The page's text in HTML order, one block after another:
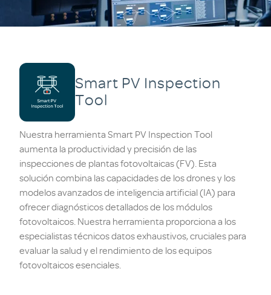
Smart PV Inspection
Tool
Nuestra herramienta Smart PV Inspection Tool
aumenta la productividad y precisión de las
inspecciones de plantas fotovoltaicas (FV). Esta
solución combina las capacidades de los drones y los
modelos avanzados de inteligencia artificial (IA) para
ofrecer diagnósticos detallados de los módulos
fotovoltaicos. Nuestra herramienta proporciona a los
especialistas técnicos datos exhaustivos, cruciales para
evaluar la salud y el rendimiento de los equipos
fotovoltaicos esenciales.